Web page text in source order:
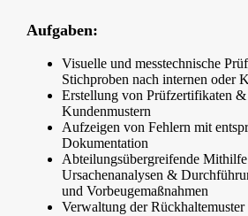
Aufgaben:
Visuelle und messtechnische
Stichproben nach internen oder
Erstellung von Prüfzertifikaten &
Kundenmustern
Aufzeigen von Fehlern mit
Dokumentation
Abteilungsübergreifende
Ursachenanalysen &
und Vorbeugemaßnahmen
Verwaltung der Rückhaltemuster